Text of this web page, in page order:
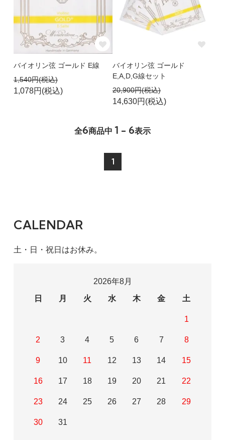
バイオリン弦 ゴールド E線
1,540円(税込)
1,078円(税込)
バイオリン弦 ゴールド
E,A,D,G線セット
20,900円(税込)
14,630円(税込)
全6商品中 1 - 6表示
1
CALENDAR
土・日・祝日はお休み。
2026年8月
日
月 火 水 木 金 土
1
2 3 4 5 6 7 8
9 10 11 12 13 14 15
16 17 18 19 20 21 22
23 24 25 26 27 28 29
30 31